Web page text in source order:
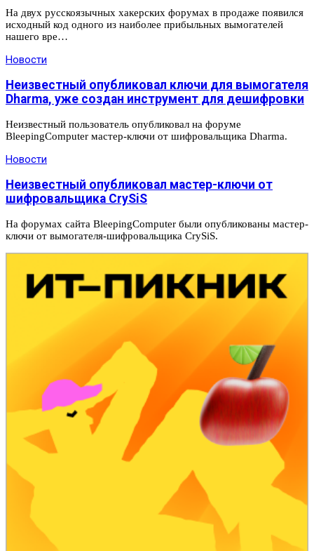
На двух русскоязычных хакерских форумах в продаже появился
исходный код одного из наиболее прибыльных вымогателей
нашего вре…
Новости
Неизвестный опубликовал ключи для вымогателя
Dharma, уже создан инструмент для дешифровки
Неизвестный пользователь опубликовал на форуме
BleepingComputer мастер-ключи от шифровальщика Dharma.
Новости
Неизвестный опубликовал мастер-ключи от
шифровальщика CrySiS
На форумах сайта BleepingComputer были опубликованы мастер-
ключи от вымогателя-шифровальщика CrySiS.